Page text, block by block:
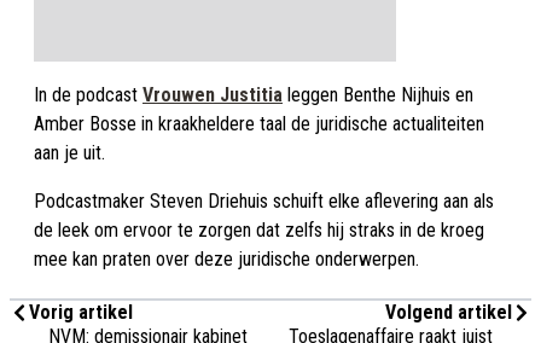
In de podcast Vrouwen Justitia leggen Benthe Nijhuis en
Amber Bosse in kraakheldere taal de juridische actualiteiten
aan je uit.
Podcastmaker Steven Driehuis schuift elke aflevering aan als
de leek om ervoor te zorgen dat zelfs hij straks in de kroeg
mee kan praten over deze juridische onderwerpen.
Vorig artikel
NVM: demissionair kabinet
Volgend artikel
Toeslagenaffaire raakt juist